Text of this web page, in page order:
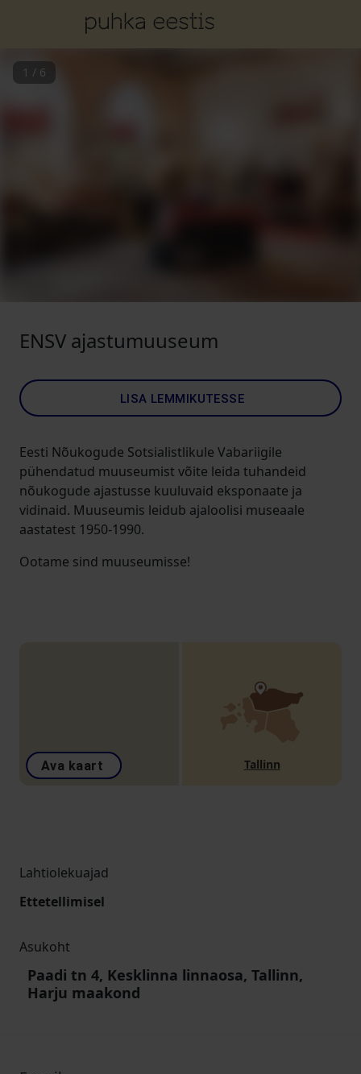
1 / 6
ENSV ajastumuuseum
LISA LEMMIKUTESSE
Eesti Nõukogude Sotsialistlikule Vabariigile
pühendatud muuseumist võite leida tuhandeid
nõukogude ajastusse kuuluvaid eksponaate ja
vidinaid. Muuseumis leidub ajaloolisi museaale
aastatest 1950-1990.
Ootame sind muuseumisse!
Ava kaart Tallinn
Lahtiolekuajad
Ettetellimisel
Asukoht
Paadi tn 4, Kesklinna linnaosa, Tallinn,
Harju maakond